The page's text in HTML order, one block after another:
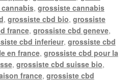
, grossiste cannabis
, grossiste cbd bio, grossiste
france, grossiste cbd geneve,
cbd inferieur, grossiste cbd
en france, grossiste cbd pour la
, grossiste cbd suisse bio,
france, grossiste cbd